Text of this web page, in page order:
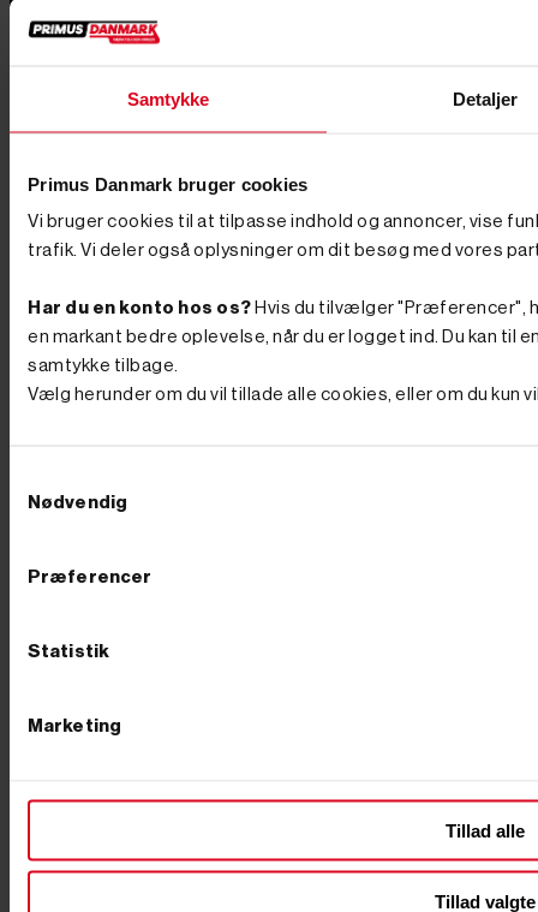
Samtykke Detaljer
Primus Danmark bruger cookies
Vi bruger cookies til at tilpasse indhold og annoncer, vise
trafik. Vi deler også oplysninger om dit besøg med vores
Har du en konto hos os? Hvis du tilvælger "Præferencer",
en markant bedre oplevelse, når du er logget ind. Du kan
samtykke tilbage.
Vælg herunder om du vil tillade alle cookies, eller om du kun
Nødvendig
Præferencer
Statistik
Marketing
Tillad alle
Tillad valgte
maskinen nemmere og hurtigere bevæge sig. Desuden
NYBEGYNDEREN Vores brændekløvere er designet
modeller kræver, at begge hænder er i brug under
Derudover er de udstyret med beskyttelsesanordninger
brug. Det gør dem til et trygt valg, også for dig, der
ikke har erfaring med maskiner i forvejen.
gjort det nemt for dig at finde en pålidelig og effektiv
brændekløver. Vi fører både elektriske og
benzindrevne modeller fra anerkendte producenter altid
til konkurrencedygtige priser. Bestiller du inden kl. 12
på en hverdag, sender vi den samme dag, så du hurtigt
er også opstart og kontrol af maskinen, så du ikke selv
Kontakt vores kundeservice – vi rådgiver gerne, så du
den til vinkelsliberen på pladsen uden byggestrøm,
backup, når stormen tager strømmen. Princippet er det
under flere navne. Nogle siger elgenerator, andre
strømgenerator eller generatoranlæg, og på pladsen
det samme stykke værktøj, og har du først fundet den
rigtige størrelse, følger den med dig i mange år. Hos